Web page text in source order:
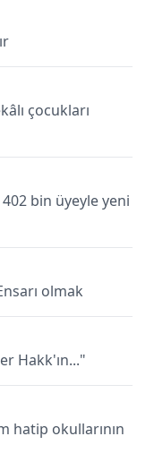
çocukları
bin üyeyle yeni
olmak
Hakk'ın..."
hatip okullarının